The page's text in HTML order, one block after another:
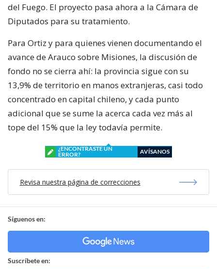
del Fuego. El proyecto pasa ahora a la Cámara de
Diputados para su tratamiento.
Para Ortiz y para quienes vienen documentando el
avance de Arauco sobre Misiones, la discusión de
fondo no se cierra ahí: la provincia sigue con su
13,9% de territorio en manos extranjeras, casi todo
concentrado en capital chileno, y cada punto
adicional que se sume la acerca cada vez más al
tope del 15% que la ley todavía permite.
¿ENCONTRASTE UN
ERROR?
AVÍSANOS
Revisa nuestra página de correcciones
Síguenos en:
Suscríbete en: